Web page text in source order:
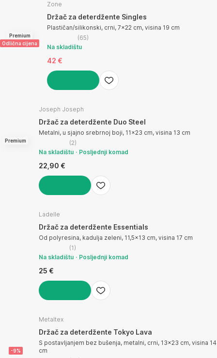
Premium
Odlična cijena
Zone
Držač za deterdžente Singles
Plastičan/silikonski, crni, 7x22 cm, visina 19 cm
(65)
Na skladištu
42 €
Premium
Joseph Joseph
Držač za deterdžente Duo Steel
Metalni, u sjajno srebrnoj boji, 11x23 cm, visina 13 cm
(2)
Na skladištu
Posljednji komad
22,90 €
Ladelle
Držač za deterdžente Essentials
Od polyresina, kadulja zeleni, 11,5x13 cm, visina 17 cm
(1 )
Na skladištu
Posljednji komad
25 €
-9%
Metaltex
Držač za deterdžente Tokyo Lava
S postavljanjem bez bušenja, metalni, crni, 13x23 cm, visina 14
cm